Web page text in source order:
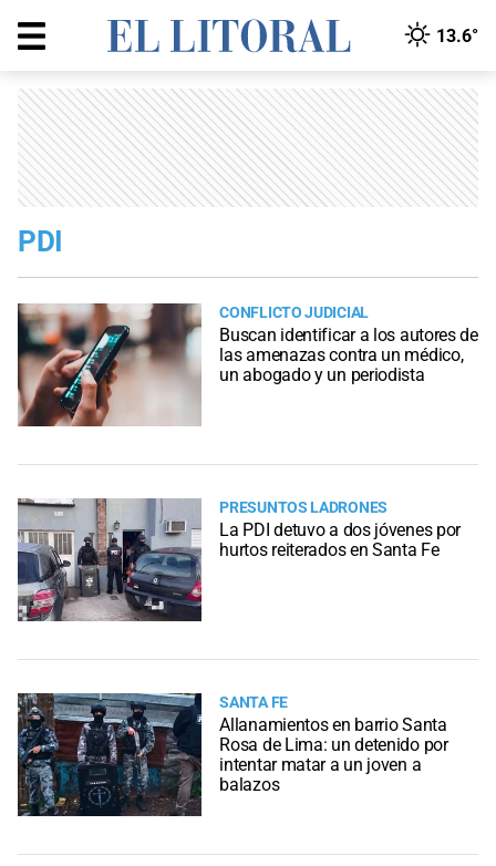
13.6°
PDI
CONFLICTO JUDICIAL
Buscan identificar a los autores de
las amenazas contra un médico,
un abogado y un periodista
PRESUNTOS LADRONES
La PDI detuvo a dos jóvenes por
hurtos reiterados en Santa Fe
SANTA FE
Allanamientos en barrio Santa
Rosa de Lima: un detenido por
intentar matar a un joven a
balazos